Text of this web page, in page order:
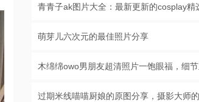
青青子ak图片大全：最新更新的cosplay精
萌芽儿六次元的最佳照片分享
木绵绵owo男朋友超清照片一饱眼福，细
过期米线喵喵厨娘的原图分享，摄影大师